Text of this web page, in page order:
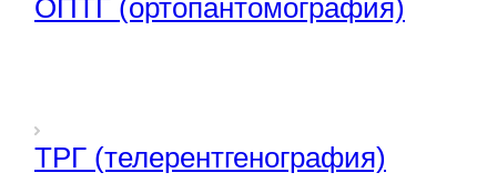
ОПТГ (ортопантомография)
ТРГ (телерентгенография)